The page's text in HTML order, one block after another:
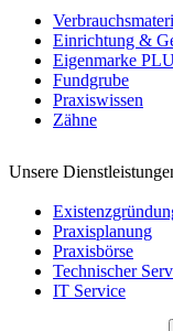
Einrichtung &
Eigenmarke
Fundgrube
Praxiswissen
Zähne
Unsere
Praxisplanung
Praxisbörse
Technischer
IT Service